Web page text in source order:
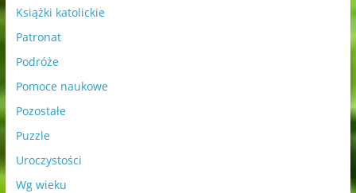
Książki katolickie
Patronat
Podróże
Pomoce naukowe
Pozostałe
Puzzle
Uroczystości
Wg wieku